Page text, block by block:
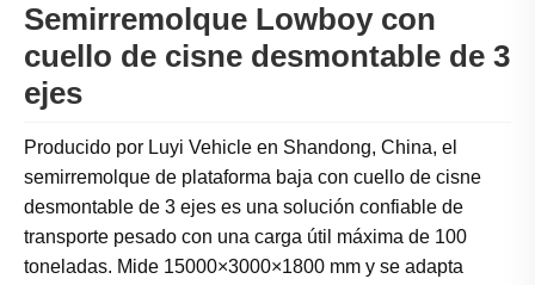
Semirremolque Lowboy con
cuello de cisne desmontable de 3
ejes
Producido por Luyi Vehicle en Shandong, China, el
semirremolque de plataforma baja con cuello de cisne
desmontable de 3 ejes es una solución confiable de
transporte pesado con una carga útil máxima de 100
toneladas. Mide 15000×3000×1800 mm y se adapta